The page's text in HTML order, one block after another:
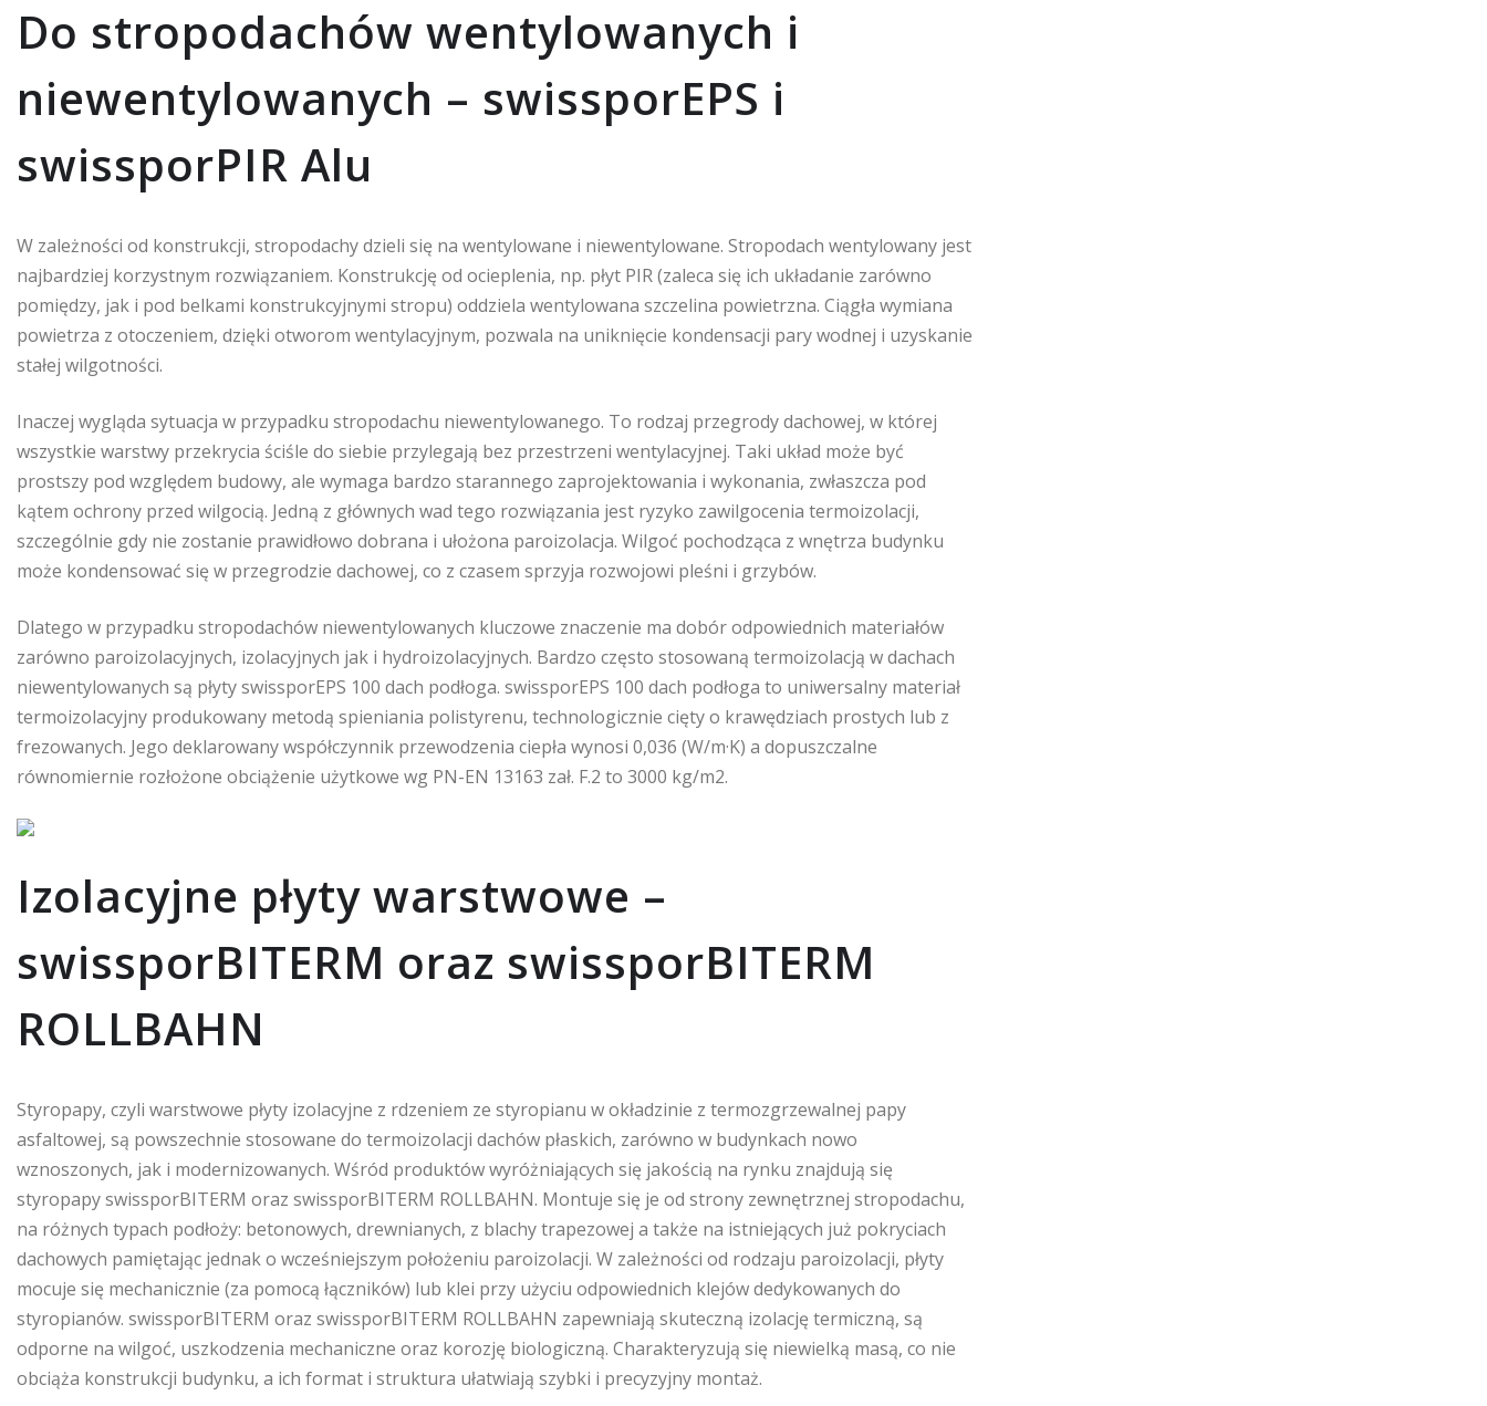
Do stropodachów wentylowanych i
niewentylowanych – swissporEPS i
swissporPIR Alu
W zależności od konstrukcji, stropodachy dzieli się na wentylowane i niewentylowane. Stropodach wentylowany jest
najbardziej korzystnym rozwiązaniem. Konstrukcję od ocieplenia, np. płyt PIR (zaleca się ich układanie zarówno
pomiędzy, jak i pod belkami konstrukcyjnymi stropu) oddziela wentylowana szczelina powietrzna. Ciągła wymiana
powietrza z otoczeniem, dzięki otworom wentylacyjnym, pozwala na uniknięcie kondensacji pary wodnej i uzyskanie
stałej wilgotności.
Inaczej wygląda sytuacja w przypadku stropodachu niewentylowanego. To rodzaj przegrody dachowej, w której
wszystkie warstwy przekrycia ściśle do siebie przylegają bez przestrzeni wentylacyjnej. Taki układ może być
prostszy pod względem budowy, ale wymaga bardzo starannego zaprojektowania i wykonania, zwłaszcza pod
kątem ochrony przed wilgocią. Jedną z głównych wad tego rozwiązania jest ryzyko zawilgocenia termoizolacji,
szczególnie gdy nie zostanie prawidłowo dobrana i ułożona paroizolacja. Wilgoć pochodząca z wnętrza budynku
może kondensować się w przegrodzie dachowej, co z czasem sprzyja rozwojowi pleśni i grzybów.
Dlatego w przypadku stropodachów niewentylowanych kluczowe znaczenie ma dobór odpowiednich materiałów
zarówno paroizolacyjnych, izolacyjnych jak i hydroizolacyjnych. Bardzo często stosowaną termoizolacją w dachach
niewentylowanych są płyty swissporEPS 100 dach podłoga. swissporEPS 100 dach podłoga to uniwersalny materiał
termoizolacyjny produkowany metodą spieniania polistyrenu, technologicznie cięty o krawędziach prostych lub z
frezowanych. Jego deklarowany współczynnik przewodzenia ciepła wynosi 0,036 (W/m·K) a dopuszczalne
równomiernie rozłożone obciążenie użytkowe wg PN-EN 13163 zał. F.2 to 3000 kg/m2.
Izolacyjne płyty warstwowe –
swissporBITERM oraz swissporBITERM
ROLLBAHN
Styropapy, czyli warstwowe płyty izolacyjne z rdzeniem ze styropianu w okładzinie z termozgrzewalnej papy
asfaltowej, są powszechnie stosowane do termoizolacji dachów płaskich, zarówno w budynkach nowo
wznoszonych, jak i modernizowanych. Wśród produktów wyróżniających się jakością na rynku znajdują się
styropapy swissporBITERM oraz swissporBITERM ROLLBAHN. Montuje się je od strony zewnętrznej stropodachu,
na różnych typach podłoży: betonowych, drewnianych, z blachy trapezowej a także na istniejących już pokryciach
dachowych pamiętając jednak o wcześniejszym położeniu paroizolacji. W zależności od rodzaju paroizolacji, płyty
mocuje się mechanicznie (za pomocą łączników) lub klei przy użyciu odpowiednich klejów dedykowanych do
styropianów. swissporBITERM oraz swissporBITERM ROLLBAHN zapewniają skuteczną izolację termiczną, są
odporne na wilgoć, uszkodzenia mechaniczne oraz korozję biologiczną. Charakteryzują się niewielką masą, co nie
obciąża konstrukcji budynku, a ich format i struktura ułatwiają szybki i precyzyjny montaż.